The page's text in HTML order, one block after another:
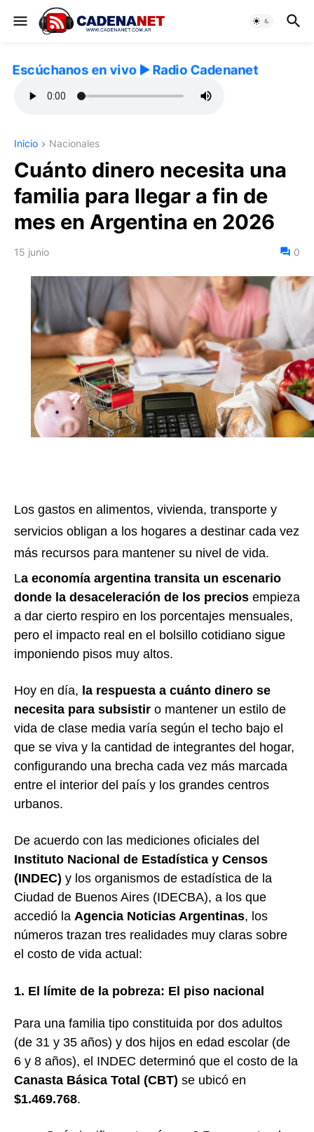
Escúchanos en vivo ▶️ Radio Cadenanet
Inicio Nacionales
Cuánto dinero necesita una
familia para llegar a fin de
mes en Argentina en 2026
15 junio 0
Los gastos en alimentos, vivienda, transporte y
servicios obligan a los hogares a destinar cada vez
más recursos para mantener su nivel de vida.
La economía argentina transita un escenario
donde la desaceleración de los precios empieza
a dar cierto respiro en los porcentajes mensuales,
pero el impacto real en el bolsillo cotidiano sigue
imponiendo pisos muy altos.
Hoy en día, la respuesta a cuánto dinero se
necesita para subsistir o mantener un estilo de
vida de clase media varía según el techo bajo el
que se viva y la cantidad de integrantes del hogar,
configurando una brecha cada vez más marcada
entre el interior del país y los grandes centros
urbanos.
De acuerdo con las mediciones oficiales del
Instituto Nacional de Estadística y Censos
(INDEC) y los organismos de estadística de la
Ciudad de Buenos Aires (IDECBA), a los que
accedió la Agencia Noticias Argentinas, los
números trazan tres realidades muy claras sobre
el costo de vida actual:
1. El límite de la pobreza: El piso nacional
Para una familia tipo constituida por dos adultos
(de 31 y 35 años) y dos hijos en edad escolar (de
6 y 8 años), el INDEC determinó que el costo de la
Canasta Básica Total (CBT) se ubicó en
$1.469.768.